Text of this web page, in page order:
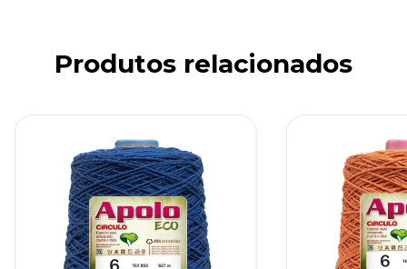
Produtos relacionados